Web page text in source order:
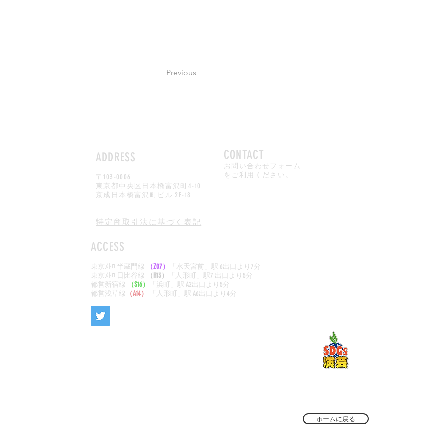
Previous
ADDRESS
​〒103-0006
東京都中央区日本橋富沢町4-10
京成日本橋富沢町ビル 2F-18
特定商取引法に基づく表記
CONTACT
お問い合わせフォーム
をご利用ください。
ACCESS
東京ﾒﾄﾛ 半蔵門線 （Z07）
「水天宮前」駅 6出口より7分
東京ﾒﾄﾛ 日比谷線 （H13） 「人形町 」駅7 出口より5分
​都営新宿線
（S16）
「浜町」駅 A2出口より5分
都営浅草線
（A14） 「人形町」駅 A6出口より4分
ホームに戻る